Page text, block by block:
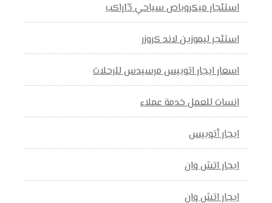
استئجار ميكروباص سياحي 13راكب
استئجر ليموزين لاند كروزر
اسعار ايجار اتوبيس مرسيدس للرحلات
انسات للعمل خدمة عملاء
ايجار أتوبيس
ايجار اتش وان
ايجار اتش وان